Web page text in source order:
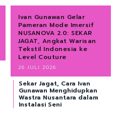
Ivan Gunawan Gelar
Pameran Mode Imersif
NUSANOVA 2.0: SEKAR
JAGAT, Angkat Warisan
Tekstil Indonesia ke
Level Couture
26 JULI 2026
Sekar Jagat, Cara Ivan
Gunawan Menghidupkan
Wastra Nusantara dalam
Instalasi Seni